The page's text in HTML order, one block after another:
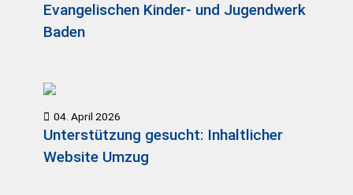
Evangelischen Kinder- und Jugendwerk
Baden
04. April 2026
Unterstützung gesucht: Inhaltlicher
Website Umzug